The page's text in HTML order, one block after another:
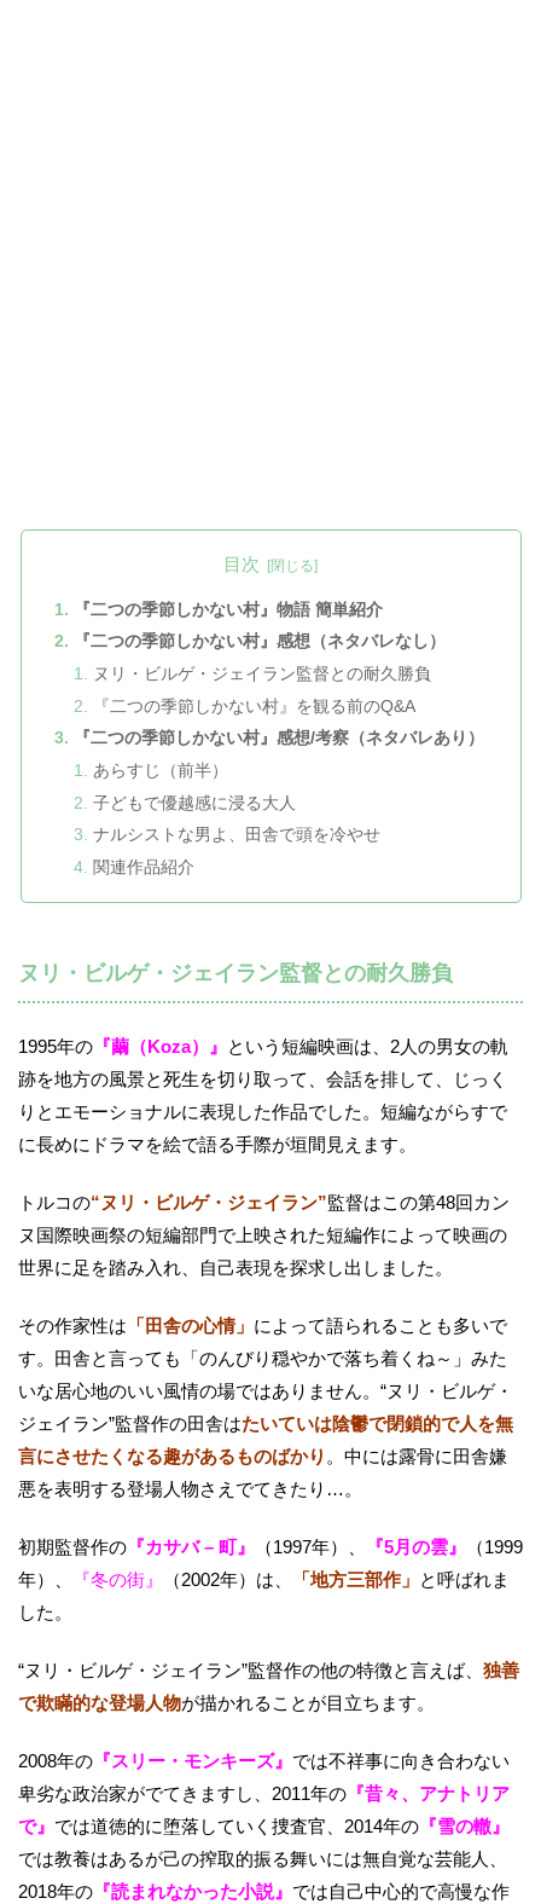
目次
『二つの季節しかない村』物語 簡単紹介
『二つの季節しかない村』感想（ネタバレなし）
ヌリ・ビルゲ・ジェイラン監督との耐久勝負
『二つの季節しかない村』を観る前のQ&A
『二つの季節しかない村』感想/考察（ネタバレあり）
あらすじ（前半）
子どもで優越感に浸る大人
ナルシストな男よ、田舎で頭を冷やせ
関連作品紹介
ヌリ・ビルゲ・ジェイラン監督との耐久勝負
1995年の 『繭（Koza）』 という短編映画は、2人の男女の軌
跡を地方の風景と死生を切り取って、会話を排して、じっく
りとエモーショナルに表現した作品でした。短編ながらすで
に長めにドラマを絵で語る手際が垣間見えます。
トルコの“ヌリ・ビルゲ・ジェイラン”監督はこの第48回カン
ヌ国際映画祭の短編部門で上映された短編作によって映画の
世界に足を踏み入れ、自己表現を探求し出しました。
その作家性は 「田舎の心情」 によって語られることも多いで
す。田舎と言っても「のんびり穏やかで落ち着くね～」みた
いな居心地のいい風情の場ではありません。“ヌリ・ビルゲ・
ジェイラン”監督作の田舎はたいていは陰鬱で閉鎖的で人を無
言にさせたくなる趣があるものばかり 。中には露骨に田舎嫌
悪を表明する登場人物さえでてきたり…。
初期監督作の 『カサバ – 町』 （1997年）、 『5月の雲』
（1999
年）、
『冬の街』 （2002年）は、 「地方三部作」 と呼ばれま
した。
“ヌリ・ビルゲ・ジェイラン”監督作の他の特徴と言えば、 独善
で欺瞞的な登場人物が描かれることが目立ちます。
2008年の 『スリー・モンキーズ』 では不祥事に向き合わない
卑劣な政治家がでてきますし、2011年の 『昔々、アナトリア
で』 では道徳的に堕落していく捜査官、2014年の 『雪の轍』
では教養はあるが己の搾取的振る舞いには無自覚な芸能人、
2018年の 『読まれなかった小説』 では自己中心的で高慢な作